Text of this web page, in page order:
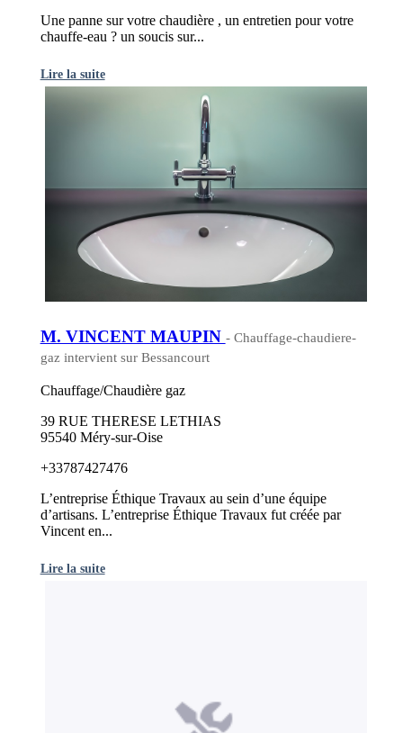
Une panne sur votre chaudière , un entretien pour votre
chauffe-eau ? un soucis sur...
Lire la suite
M. VINCENT MAUPIN - Chauffage-chaudiere-
gaz intervient sur Bessancourt
Chauffage/Chaudière gaz
39 RUE THERESE LETHIAS
95540 Méry-sur-Oise
+33787427476
L’entreprise Éthique Travaux au sein d’une équipe
d’artisans. L’entreprise Éthique Travaux fut créée par
Vincent en...
Lire la suite